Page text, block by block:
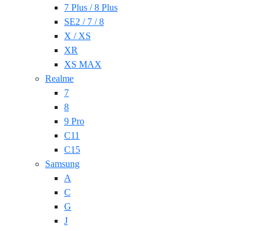
7 Plus / 8 Plus
SE2 / 7 / 8
X / XS
XR
XS MAX
Realme
7
8
9 Pro
C11
C15
Samsung
A
C
G
J